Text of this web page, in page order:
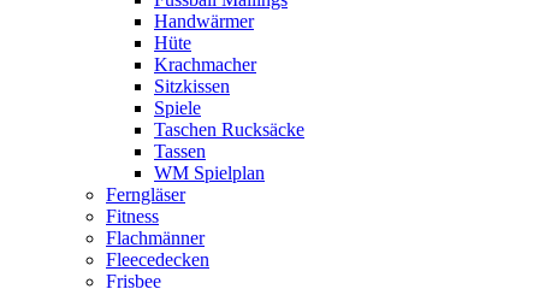
Handwärmer
Hüte
Krachmacher
Sitzkissen
Spiele
Taschen Rucksäcke
Tassen
WM Spielplan
Ferngläser
Fitness
Flachmänner
Fleecedecken
Frisbee